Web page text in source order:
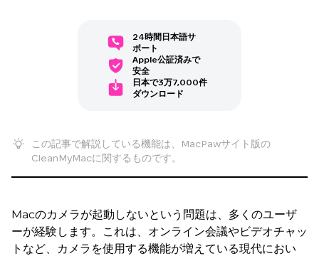
24時間日本語サ
ポート
Apple公証済みで
安全
日本で3万7,000件
ダウンロード
この記事で解説している機能は、MacPawサイト版の
CleanMyMacに関するものです。
Macのカメラが起動しないという問題は、多くのユーザ
ーが経験します。これは、オンライン会議やビデオチャッ
トなど、カメラを使用する機能が増えている現代におい